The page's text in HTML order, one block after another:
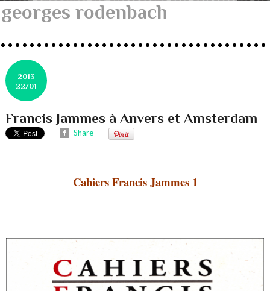
georges rodenbach
2013
22/01
Francis Jammes à Anvers et Amsterdam
Share
Cahiers Francis Jammes 1